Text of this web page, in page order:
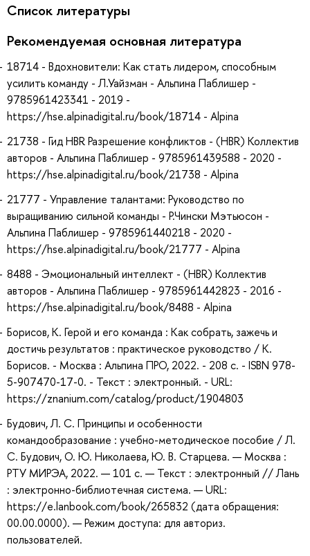
Список литературы
Рекомендуемая основная литература
18714 - Вдохновители: Как стать лидером, способным
усилить команду - Л.Уайзман - Альпина Паблишер -
9785961423341 - 2019 -
https://hse.alpinadigital.ru/book/18714 - Alpina
21738 - Гид HBR Разрешение конфликтов - (HBR) Коллектив
авторов - Альпина Паблишер - 9785961439588 - 2020 -
https://hse.alpinadigital.ru/book/21738 - Alpina
21777 - Управление талантами: Руководство по
выращиванию сильной команды - Р.Чински Мэтьюсон -
Альпина Паблишер - 9785961440218 - 2020 -
https://hse.alpinadigital.ru/book/21777 - Alpina
8488 - Эмоциональный интеллект - (HBR) Коллектив
авторов - Альпина Паблишер - 9785961442823 - 2016 -
https://hse.alpinadigital.ru/book/8488 - Alpina
Борисов, К. Герой и его команда : Как собрать, зажечь и
достичь результатов : практическое руководство / К.
Борисов. - Москва : Альпина ПРО, 2022. - 208 с. - ISBN 978-
5-907470-17-0. - Текст : электронный. - URL:
https://znanium.com/catalog/product/1904803
Будович, Л. С. Принципы и особенности
командообразование : учебно-методическое пособие / Л.
С. Будович, О. Ю. Николаева, Ю. В. Старцева. — Москва :
РТУ МИРЭА, 2022. — 101 с. — Текст : электронный // Лань
: электронно-библиотечная система. — URL:
https://e.lanbook.com/book/265832 (дата обращения:
00.00.0000). — Режим доступа: для авториз.
пользователей.